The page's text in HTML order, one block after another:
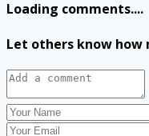
Loading comments....
Let others know how